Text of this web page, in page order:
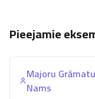
Pieejamie
Majoru Grāmatu
Nams